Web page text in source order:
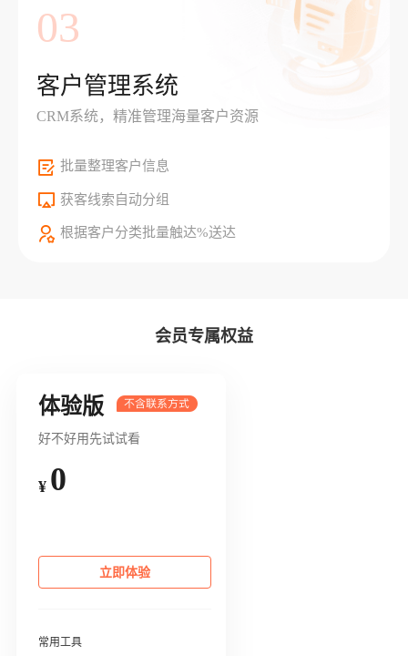
03
客户管理系统
CRM系统，精准管理海量客户资源
批量整理客户信息
获客线索自动分组
根据客户分类批量触达%送达
会员专属权益
体验版
好不好用先试试看
¥ 0
立即体验
常用工具